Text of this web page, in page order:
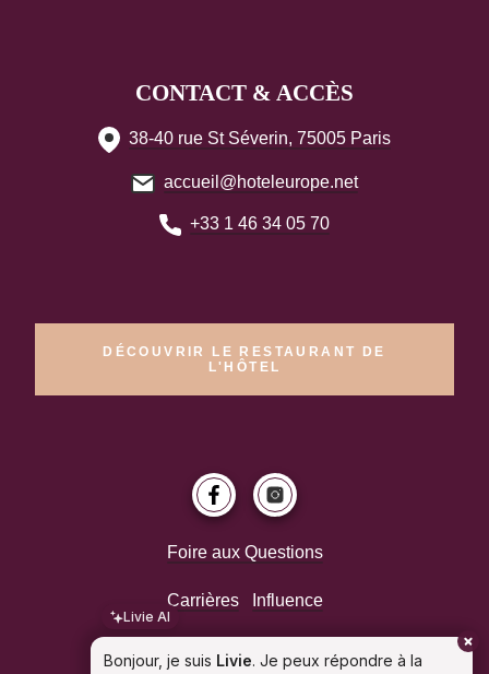
CONTACT & ACCÈS
38-40 rue St Séverin, 75005 Paris
accueil@hoteleurope.net
+33 1 46 34 05 70
DÉCOUVRIR LE RESTAURANT DE
L'HÔTEL
Foire aux Questions
Carrières Influence
Bonjour, je suis Livie. Je peux répondre à la
Livie AI